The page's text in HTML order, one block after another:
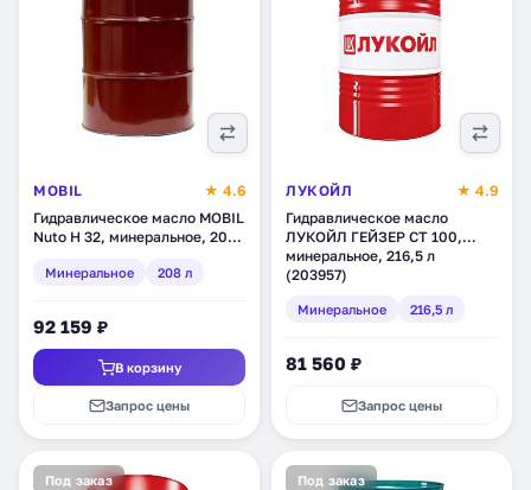
MOBIL
★ 4.6
Гидравлическое масло MOBIL
Nuto H 32, минеральное, 208
Минеральное 208 л
92 159 ₽
В корзину
Запрос цены
ЛУКОЙЛ
★ 4.9
Гидравлическое масло
ЛУКОЙЛ ГЕЙЗЕР СТ 100,
минеральное, 216,5 л
(203957)
Минеральное 216,5 л
81 560 ₽
Запрос цены
Под заказ Под заказ